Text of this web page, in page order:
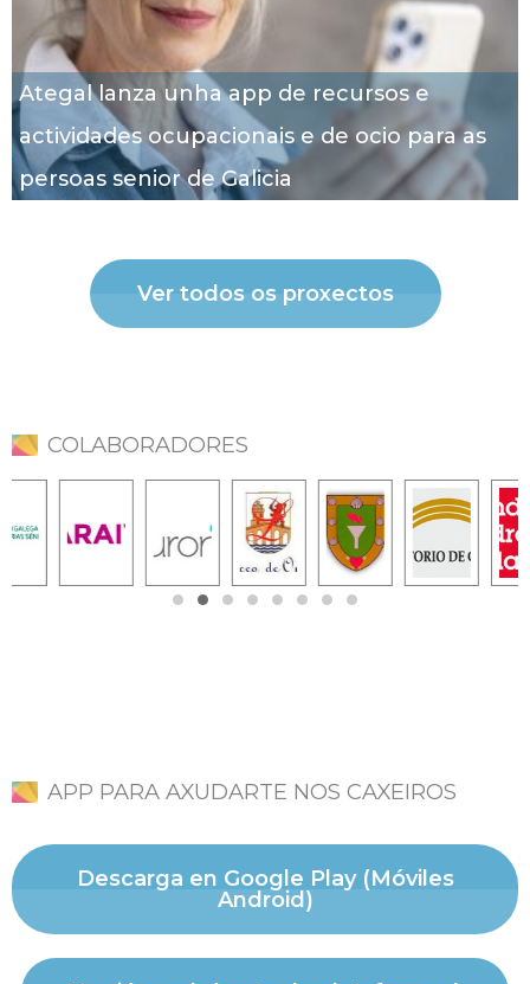
Ategal lanza unha app de recursos e
actividades ocupacionais e de ocio para as
persoas senior de Galicia
Ver todos os proxectos
COLABORADORES
APP PARA AXUDARTE NOS CAXEIROS
Descarga en Google Play (Móviles
Android)